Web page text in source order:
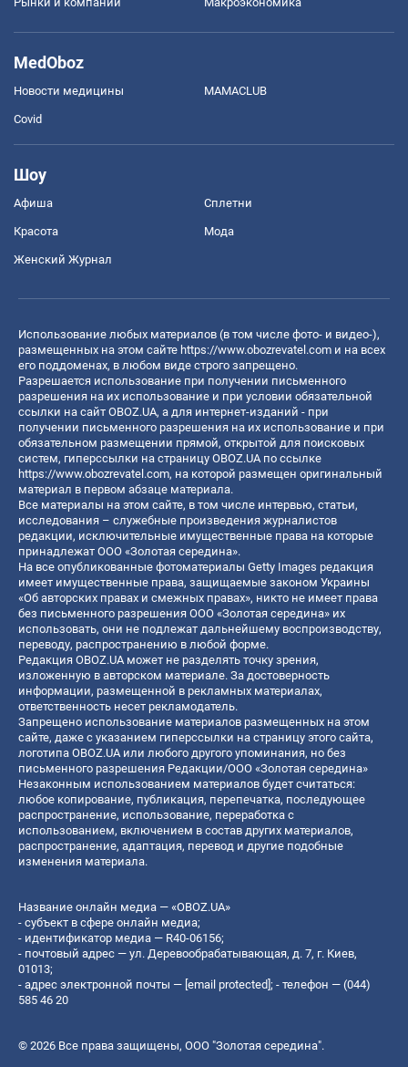
MedOboz
Новости медицины MAMACLUB
Covid
Шоу
Афиша Сплетни
Красота Мода
Женский Журнал
Использование любых материалов (в том числе фото- и видео-),
размещенных на этом сайте https://www.obozrevatel.com и на всех
его поддоменах, в любом виде строго запрещено.
Разрешается использование при получении письменного
разрешения на их использование и при условии обязательной
ссылки на сайт OBOZ.UA, а для интернет-изданий - при
получении письменного разрешения на их использование и при
обязательном размещении прямой, открытой для поисковых
систем, гиперссылки на страницу OBOZ.UA по ссылке
https://www.obozrevatel.com, на которой размещен оригинальный
материал в первом абзаце материала.
Все материалы на этом сайте, в том числе интервью, статьи,
исследования – служебные произведения журналистов
редакции, исключительные имущественные права на которые
принадлежат ООО «Золотая середина».
На все опубликованные фотоматериалы Getty Images редакция
имеет имущественные права, защищаемые законом Украины
«Об авторских правах и смежных правах», никто не имеет права
без письменного разрешения ООО «Золотая середина» их
использовать, они не подлежат дальнейшему воспроизводству,
переводу, распространению в любой форме.
Редакция OBOZ.UA может не разделять точку зрения,
изложенную в авторском материале. За достоверность
информации, размещенной в рекламных материалах,
ответственность несет рекламодатель.
Запрещено использование материалов размещенных на этом
сайте, даже с указанием гиперссылки на страницу этого сайта,
логотипа OBOZ.UA или любого другого упоминания, но без
письменного разрешения Редакции/ООО «Золотая середина»
Незаконным использованием материалов будет считаться:
любое копирование, публикация, перепечатка, последующее
распространение, использование, переработка с
использованием, включением в состав других материалов,
распространение, адаптация, перевод и другие подобные
изменения материала.
Название онлайн медиа — «OBOZ.UA»
- субъект в сфере онлайн медиа;
- идентификатор медиа — R40-06156;
- почтовый адрес — ул. Деревообрабатывающая, д. 7, г. Киев,
01013;
- адрес электронной почты — [email protected] ; - телефон — (044)
585 46 20
© 2026 Все права защищены, ООО "Золотая середина".